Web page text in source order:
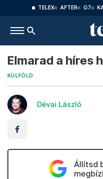
TELEX AFTER G7
Elmarad a híres
KÜLFÖLD
Dévai László
Állítsd